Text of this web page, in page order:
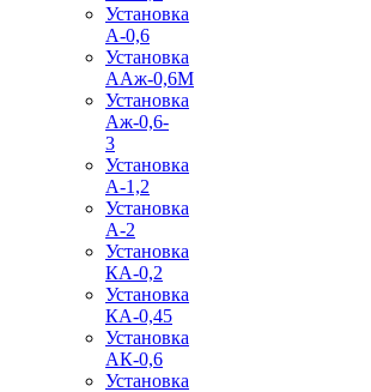
Установка
А-0,6
Установка
ААж-0,6М
Установка
Аж-0,6-
3
Установка
А-1,2
Установка
А-2
Установка
КА-0,2
Установка
КА-0,45
Установка
АК-0,6
Установка